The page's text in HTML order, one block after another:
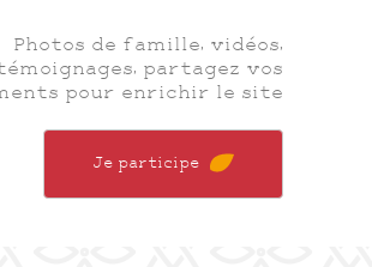
Photos de famille, vidéos,
partagez vos
pour enrichir le site.
Je participe